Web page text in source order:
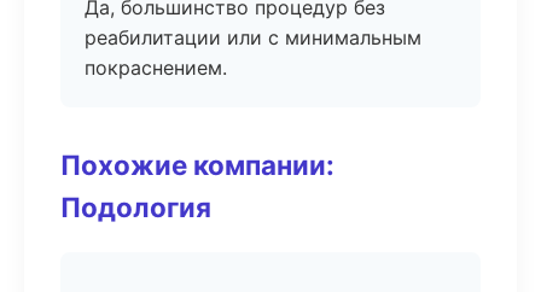
Да, большинство процедур без
реабилитации или с минимальным
покраснением.
Похожие компании:
Подология